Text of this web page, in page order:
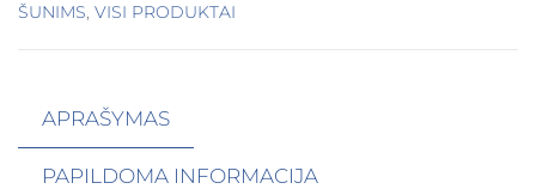
ŠUNIMS, VISI PRODUKTAI
APRAŠYMAS
PAPILDOMA INFORMACIJA